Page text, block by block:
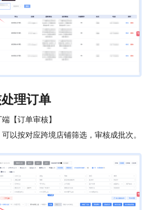
理订单
【订单审核】
以按对应跨境店铺筛选，审核成批次。